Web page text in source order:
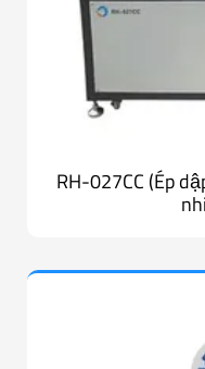
RH-027CC (Ép